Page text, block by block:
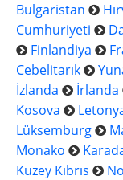
Bulgaristan
Cumhuriyeti
Finlandiya
Cebelitarık
İzlanda
İrlanda
Kosova
Lüksemburg
Monako
Kuzey Kıbrıs